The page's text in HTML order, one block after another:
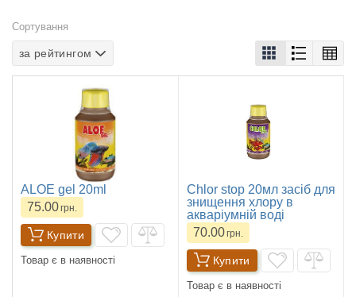
Сортування
за рейтингом
ALOE gel 20ml
75.00грн.
Купити
Товар є в наявності
Chlor stop 20мл засіб для
знищення хлору в
акваріумній воді
70.00грн.
Купити
Товар є в наявності